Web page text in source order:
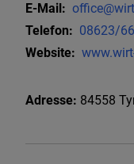
E-Mail:
Telefon: 08623/
Website:
Adresse: 84558